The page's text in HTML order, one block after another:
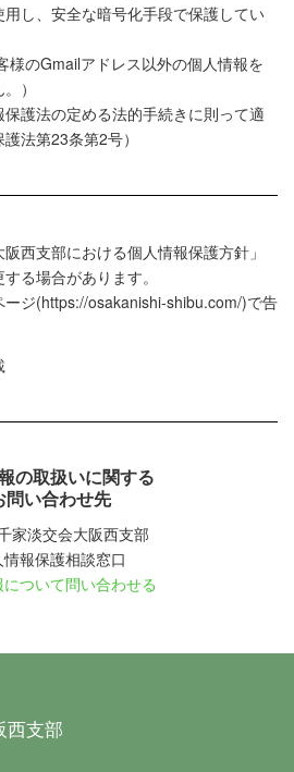
し、安全な暗号化手段で保護してい
様のGmailアドレス以外の個人情報を
）
護法の定める法的手続きに則って適
法第23条第2号）
西支部における個人情報保護方針」
る場合があります。
ジ(https://osakanishi-shibu.com/)で告
の取扱いに関する
問い合わせ先
家淡交会大阪西支部
報保護相談窓口
ついて問い合わせる
西支部